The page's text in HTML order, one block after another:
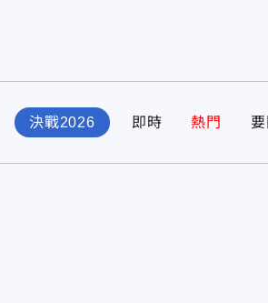
決戰2026 即時 熱門 要